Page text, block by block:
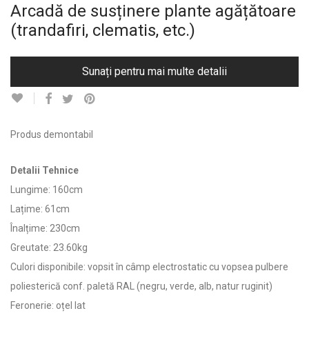
Arcadă de susținere plante agățătoare
(trandafiri, clematis, etc.)
Sunați pentru mai multe detalii
Produs demontabil
Detalii Tehnice
Lungime: 160cm
Lațime: 61cm
Înalțime: 230cm
Greutate: 23.60kg
Culori disponibile: vopsit în câmp electrostatic cu vopsea pulbere
poliesterică conf. paletă RAL (negru, verde, alb, natur ruginit)
Feronerie: oțel lat